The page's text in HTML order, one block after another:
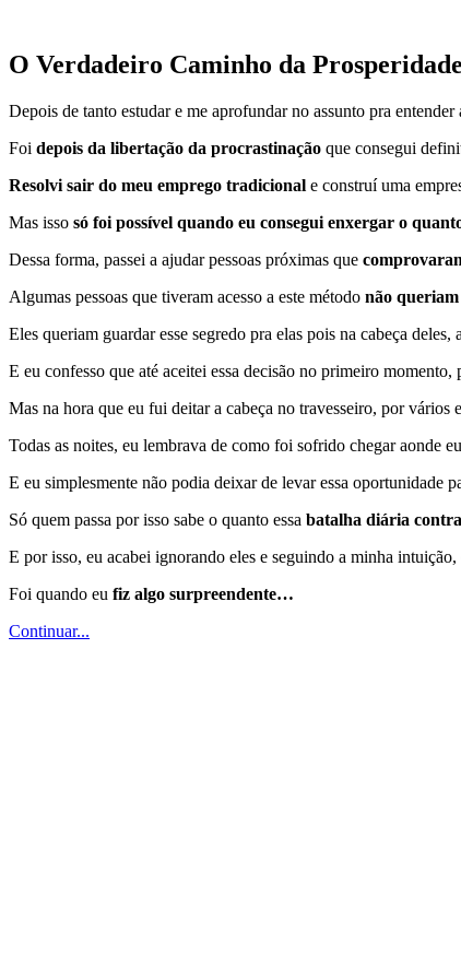
O Verdadeiro Caminho da
Depois de tanto estudar e me aprofundar no assunto pra entender
Foi depois da libertação da procrastinação que consegui
Resolvi sair do meu emprego tradicional e construí uma
Mas isso só foi possível quando eu consegui enxergar o
Dessa forma, passei a ajudar pessoas próximas que
Algumas pessoas que tiveram acesso a este método não
Eles queriam guardar esse segredo pra elas pois na cabeça
E eu confesso que até aceitei essa decisão no primeiro momento,
Mas na hora que eu fui deitar a cabeça no travesseiro, por vários
Todas as noites, eu lembrava de como foi sofrido chegar aonde
E eu simplesmente não podia deixar de levar essa oportunidade
Só quem passa por isso sabe o quanto essa batalha diária
E por isso, eu acabei ignorando eles e seguindo a minha
Foi quando eu fiz algo surpreendente…
Continuar...